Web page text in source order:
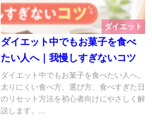
ダイエット
ダイエット中でもお菓子を食べ
たい人へ｜我慢しすぎないコツ
ダイエット中でもお菓子を食べたい人へ。
太りにくい食べ方、選び方、食べすぎた日
のリセット方法を初心者向けにやさしく解
説します。...